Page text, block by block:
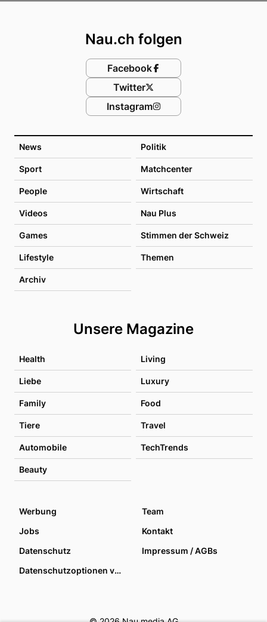
News Politik
Sport Matchcenter
People Wirtschaft
Videos Nau Plus
Games Stimmen der Schweiz
Lifestyle Themen
Archiv
Unsere Magazine
Health Living
Liebe Luxury
Family Food
Tiere Travel
Automobile TechTrends
Beauty
Nau.ch folgen
Facebook
Twitter
Instagram
Werbung
Team
Jobs
Kontakt
Datenschutz
Impressum / AGBs
Datenschutzoptionen verwalten